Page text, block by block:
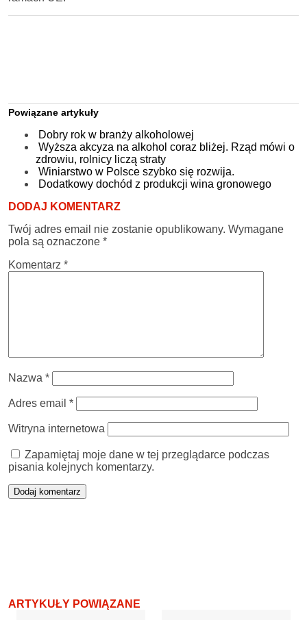
Powiązane artykuły
Dobry rok w branży alkoholowej
Wyższa akcyza na alkohol coraz bliżej. Rząd mówi o
zdrowiu, rolnicy liczą straty
Winiarstwo w Polsce szybko się rozwija.
Dodatkowy dochód z produkcji wina gronowego
DODAJ KOMENTARZ
Twój adres email nie zostanie opublikowany. Wymagane
pola są oznaczone *
Komentarz *
Nazwa *
Adres email *
Witryna internetowa
Zapamiętaj moje dane w tej przeglądarce podczas
pisania kolejnych komentarzy.
ARTYKUŁY POWIĄZANE